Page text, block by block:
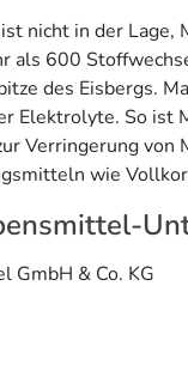
nicht in der
als 600
des Eisbergs.
Elektrolyte. So ist
Verringerung
wie
GmbH & Co. KG